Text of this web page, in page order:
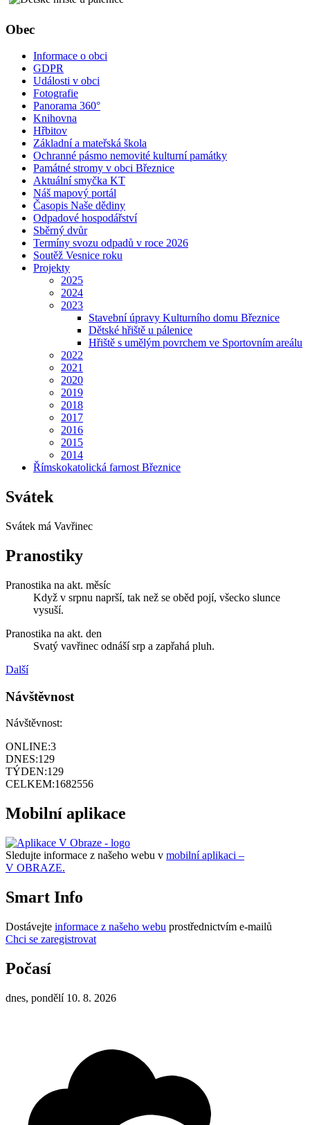
Obec
Informace o obci
GDPR
Události v obci
Fotografie
Panorama 360°
Knihovna
Hřbitov
Základní a mateřská škola
Ochranné pásmo nemovité kulturní památky
Památné stromy v obci Březnice
Aktuální smyčka KT
Náš mapový portál
Časopis Naše dědiny
Odpadové hospodářství
Sběrný dvůr
Termíny svozu odpadů v roce 2026
Soutěž Vesnice roku
Projekty
2025
2024
2023
Stavební úpravy Kulturního domu Březnice
Dětské hřiště u pálenice
Hřiště s umělým povrchem ve Sportovním areálu
2022
2021
2020
2019
2018
2017
2016
2015
2014
Římskokatolická farnost Březnice
Svátek
Svátek má Vavřinec
Pranostiky
Pranostika na akt. měsíc
Když v srpnu naprší, tak než se oběd pojí, všecko slunce
vysuší.
Pranostika na akt. den
Svatý vavřinec odnáší srp a zapřahá pluh.
Další
Návštěvnost
Návštěvnost:
ONLINE:3
DNES:129
TÝDEN:129
CELKEM:1682556
Mobilní aplikace
Sledujte informace z našeho webu v mobilní aplikaci –
V OBRAZE.
Smart Info
Dostávejte informace z našeho webu prostřednictvím e-mailů
Chci se zaregistrovat
Počasí
dnes, pondělí 10. 8. 2026